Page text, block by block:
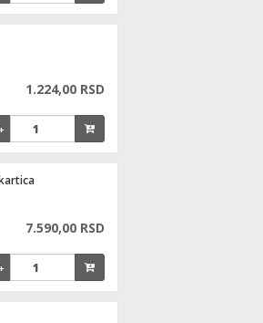
1.224,00 RSD
7.590,00 RSD